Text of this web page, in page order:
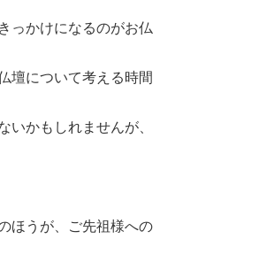
っかけになるのがお仏
壇について考える時間
かもしれませんが、
ほうが、ご先祖様への